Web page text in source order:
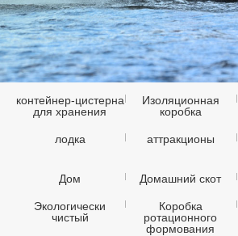
контейнер-цистерна
для хранения
Изоляционная
коробка
лодка аттракционы
Дом Домашний скот
Экологически
чистый
Коробка
ротационного
формования